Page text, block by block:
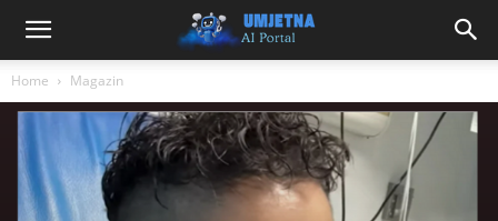
Home Magazin